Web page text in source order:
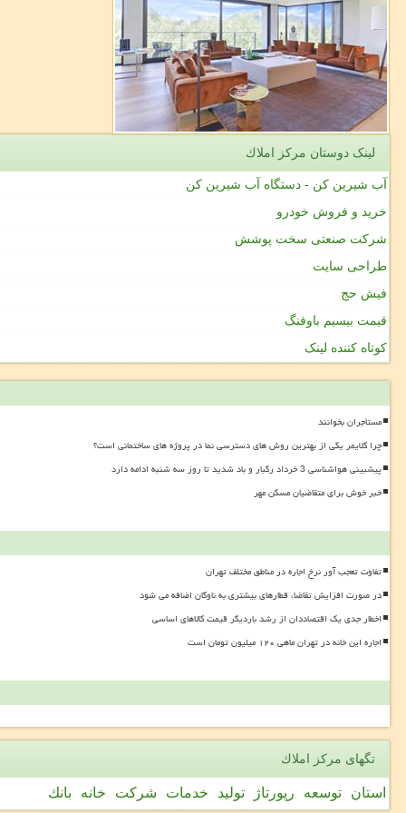
لینک دوستان مركز املاك
آب شیرین کن - دستگاه آب شیرین کن
خرید و فروش خودرو
شرکت صنعتی سخت پوشش
طراحی سایت
فیش حج
قیمت بیسیم باوفنگ
کوتاه کننده لینک
مستأجران بخوانند
چرا کلایمر یکی از بهترین روش های دسترسی نما در پروژه های ساختمانی است؟
پیشبینی هواشناسی 3 خرداد رگبار و باد شدید تا روز سه شنبه ادامه دارد
خبر خوش برای متقاضیان مسکن مهر
تفاوت تعجب آور نرخ اجاره در مناطق مختلف تهران
در صورت افزایش تقاضا، قطارهای بیشتری به ناوگان اضافه می شود
اخطار جدی یک اقتصاددان از رشد باردیگر قیمت کالاهای اساسی
اجاره این خانه در تهران ماهی ۱۲۰ میلیون تومان است
تگهای مركز املاك
استان توسعه رپورتاژ تولید خدمات شركت خانه بانك